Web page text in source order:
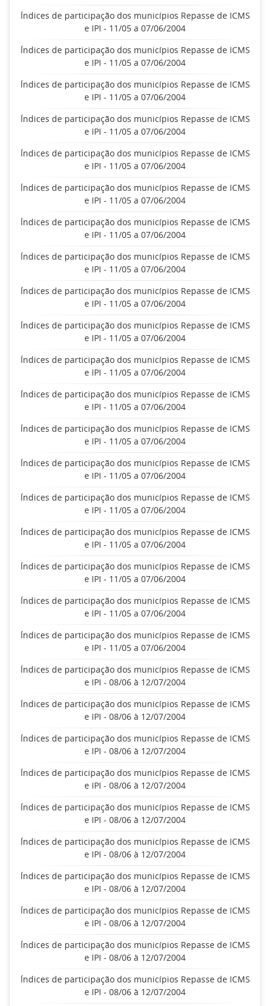
Índices de participação dos municípios Repasse de ICMS
e IPI - 11/05 a 07/06/2004
Índices de participação dos municípios Repasse de ICMS
e IPI - 11/05 a 07/06/2004
Índices de participação dos municípios Repasse de ICMS
e IPI - 11/05 a 07/06/2004
Índices de participação dos municípios Repasse de ICMS
e IPI - 11/05 a 07/06/2004
Índices de participação dos municípios Repasse de ICMS
e IPI - 11/05 a 07/06/2004
Índices de participação dos municípios Repasse de ICMS
e IPI - 11/05 a 07/06/2004
Índices de participação dos municípios Repasse de ICMS
e IPI - 11/05 a 07/06/2004
Índices de participação dos municípios Repasse de ICMS
e IPI - 11/05 a 07/06/2004
Índices de participação dos municípios Repasse de ICMS
e IPI - 11/05 a 07/06/2004
Índices de participação dos municípios Repasse de ICMS
e IPI - 11/05 a 07/06/2004
Índices de participação dos municípios Repasse de ICMS
e IPI - 11/05 a 07/06/2004
Índices de participação dos municípios Repasse de ICMS
e IPI - 11/05 a 07/06/2004
Índices de participação dos municípios Repasse de ICMS
e IPI - 11/05 a 07/06/2004
Índices de participação dos municípios Repasse de ICMS
e IPI - 11/05 a 07/06/2004
Índices de participação dos municípios Repasse de ICMS
e IPI - 11/05 a 07/06/2004
Índices de participação dos municípios Repasse de ICMS
e IPI - 11/05 a 07/06/2004
Índices de participação dos municípios Repasse de ICMS
e IPI - 11/05 a 07/06/2004
Índices de participação dos municípios Repasse de ICMS
e IPI - 11/05 a 07/06/2004
Índices de participação dos municípios Repasse de ICMS
e IPI - 11/05 a 07/06/2004
Índices de participação dos municípios Repasse de ICMS
e IPI - 08/06 à 12/07/2004
Índices de participação dos municípios Repasse de ICMS
e IPI - 08/06 à 12/07/2004
Índices de participação dos municípios Repasse de ICMS
e IPI - 08/06 à 12/07/2004
Índices de participação dos municípios Repasse de ICMS
e IPI - 08/06 à 12/07/2004
Índices de participação dos municípios Repasse de ICMS
e IPI - 08/06 à 12/07/2004
Índices de participação dos municípios Repasse de ICMS
e IPI - 08/06 à 12/07/2004
Índices de participação dos municípios Repasse de ICMS
e IPI - 08/06 à 12/07/2004
Índices de participação dos municípios Repasse de ICMS
e IPI - 08/06 à 12/07/2004
Índices de participação dos municípios Repasse de ICMS
e IPI - 08/06 à 12/07/2004
Índices de participação dos municípios Repasse de ICMS
e IPI - 08/06 à 12/07/2004